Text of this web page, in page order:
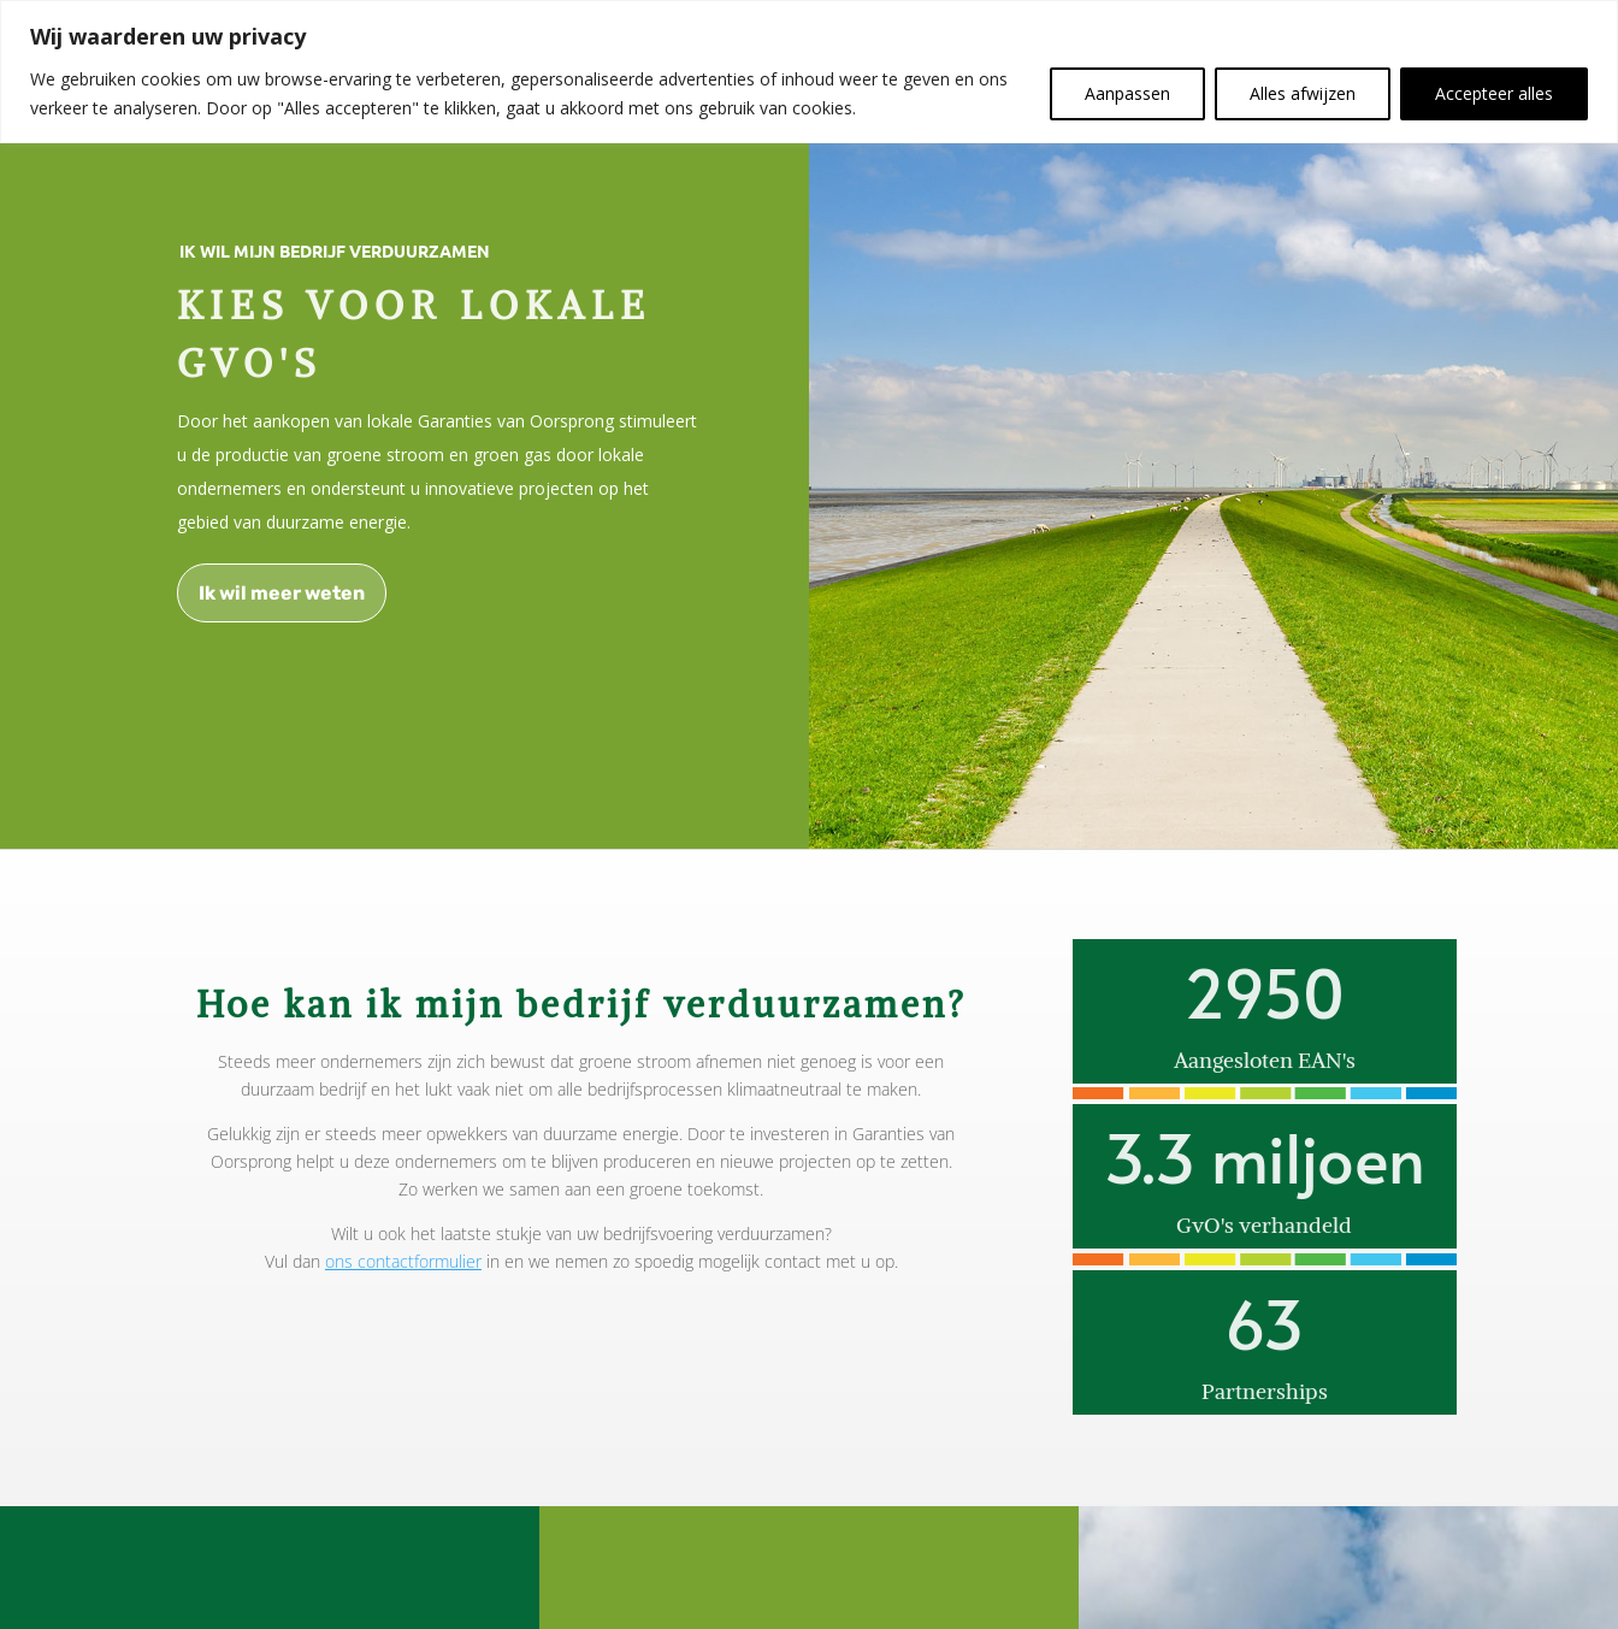
Wij waarderen uw privacy
We gebruiken cookies om uw browse-ervaring te verbeteren, gepersonaliseerde advertenties of inhoud weer te geven en ons
verkeer te analyseren. Door op "Alles accepteren" te klikken, gaat u akkoord met ons gebruik van cookies.
Aanpassen Alles afwijzen Accepteer alles
Home / Verduurzamen / Groencertificaten
IK WIL MIJN BEDRIJF VERDUURZAMEN
KIES VOOR LOKALE
GVO'S
Door het aankopen van lokale Garanties van Oorsprong stimuleert
u de productie van groene stroom en groen gas door lokale
ondernemers en ondersteunt u innovatieve projecten op het
gebied van duurzame energie.
Ik wil meer weten
Hoe kan ik mijn bedrijf verduurzamen?
Steeds meer ondernemers zijn zich bewust dat groene stroom afnemen niet genoeg is voor een
duurzaam bedrijf en het lukt vaak niet om alle bedrijfsprocessen klimaatneutraal te maken.
Gelukkig zijn er steeds meer opwekkers van duurzame energie. Door te investeren in Garanties van
Oorsprong helpt u deze ondernemers om te blijven produceren en nieuwe projecten op te zetten.
Zo werken we samen aan een groene toekomst.
Wilt u ook het laatste stukje van uw bedrijfsvoering verduurzamen?
Vul dan ons contactformulier in en we nemen zo spoedig mogelijk contact met u op.
2950
Aangesloten EAN's
3.3 miljoen
GvO's verhandeld
63
Partnerships